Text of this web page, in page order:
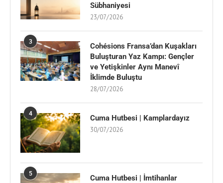
Sübhaniyesi
23/07/2026
3
Cohésions Fransa’dan Kuşakları
Buluşturan Yaz Kampı: Gençler
ve Yetişkinler Aynı Manevî
İklimde Buluştu
28/07/2026
4 Cuma Hutbesi | Kamplardayız
30/07/2026
5
Cuma Hutbesi | İmtihanlar